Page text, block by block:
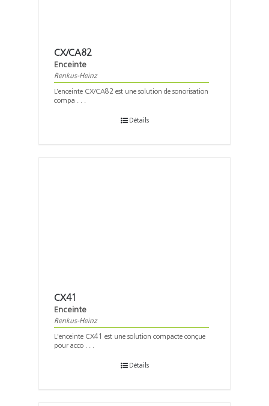
CX/CA82
Enceinte
Renkus-Heinz
L’enceinte CX/CA82 est une solution de sonorisation
compa . . .
Détails
CX41
Enceinte
Renkus-Heinz
L'enceinte CX41 est une solution compacte conçue
pour acco . . .
Détails